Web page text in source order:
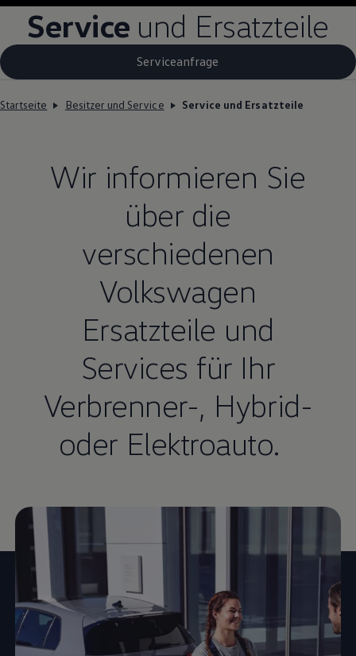
Service und Ersatzteile
Serviceanfrage
Startseite Besitzer und Service Service und Ersatzteile
Wir informieren Sie
über die
verschiedenen
Volkswagen
Ersatzteile und
Services für Ihr
Verbrenner-, Hybrid-
oder Elektroauto.